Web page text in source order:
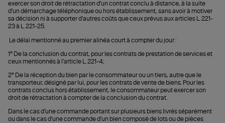
exercer son droit de rétractation d'un contrat conclu à distance, à la suite
d'un démarchage téléphonique ou hors établissement, sans avoir à motiver
sa décision ni à supporter d'autres coûts que ceux prévus aux articles L. 221-
23 à L. 221-25.
Le délai mentionné au premier alinéa court à compter du jour :
1° De la conclusion du contrat, pour les contrats de prestation de services et
ceux mentionnés à l'article L. 221-4;
2° De la réception du bien par le consommateur ou un tiers, autre que le
transporteur, désigné par lui, pour les contrats de vente de biens. Pour les
contrats conclus hors établissement, le consommateur peut exercer son
droit de rétractation à compter de la conclusion du contrat.
Dans le cas d'une commande portant sur plusieurs biens livrés séparément
ou dans le cas d'une commande d'un bien composé de lots ou de pièces